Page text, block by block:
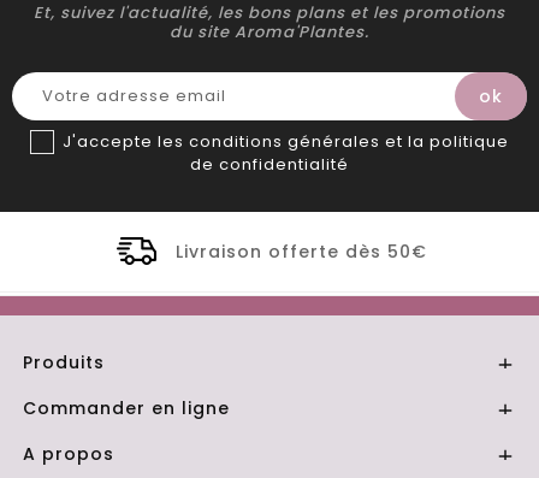
Et, suivez l'actualité, les bons plans et les promotions
du site Aroma'Plantes.
J'accepte les conditions générales et la politique
de confidentialité
offerte dès 50€ Distillerie
Produits 
Commander en ligne 
A propos 